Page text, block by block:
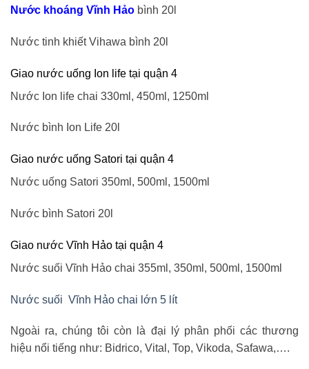
Nước khoáng Vĩnh Hảo bình 20l
Nước tinh khiết Vihawa bình 20l
Giao nước uống Ion life tại quận 4
Nước Ion life chai 330ml, 450ml, 1250ml
Nước bình Ion Life 20l
Giao nước uống Satori tại quận 4
Nước uống Satori 350ml, 500ml, 1500ml
Nước bình Satori 20l
Giao nước Vĩnh Hảo tại quận 4
Nước suối Vĩnh Hảo chai 355ml, 350ml, 500ml, 1500ml
Nước suối Vĩnh Hảo chai lớn 5 lít
Ngoài ra, chúng tôi còn là đại lý phân phối các thương
hiệu nổi tiếng như: Bidrico, Vital, Top, Vikoda, Safawa,….